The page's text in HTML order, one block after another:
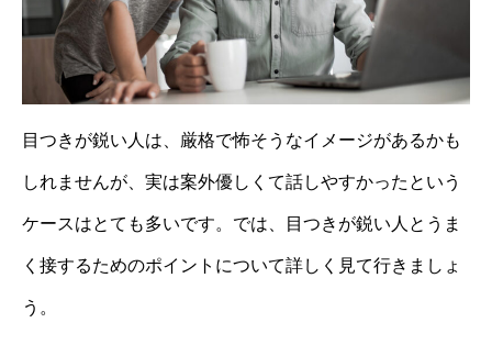
目つきが鋭い人は、厳格で怖そうなイメージがあるかも
しれませんが、実は案外優しくて話しやすかったという
ケースはとても多いです。では、目つきが鋭い人とうま
く接するためのポイントについて詳しく見て行きましょ
う。